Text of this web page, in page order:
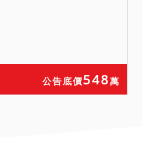
公告底價548萬